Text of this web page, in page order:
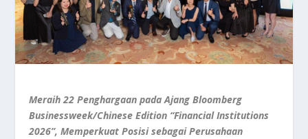
Meraih 22 Penghargaan pada Ajang Bloomberg
Businessweek/Chinese Edition “Financial Institutions
2026”, Memperkuat Posisi sebagai Perusahaan